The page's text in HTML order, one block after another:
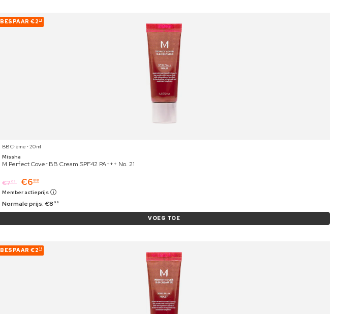
BESPAAR €2 11
BB Crème ⋅ 20 ml
Missha
M Perfect Cover BB Cream SPF42 PA+++ No. 21
€709 €6 88
Member actieprijs
Normale prijs:€8 99
VOEG TOE
BESPAAR €2 11